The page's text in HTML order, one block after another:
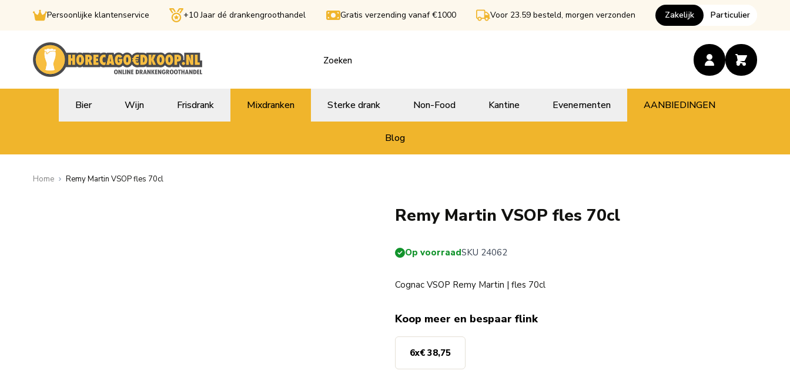
Persoonlijke klantenservice +10 Jaar dé drankengroothandel Gratis verzending vanaf €1000 Voor 23.59 besteld, morgen verzonden Zakelijk Particulier
Bier Wijn Frisdrank Mixdranken Sterke drank Non-Food Kantine Evenementen AANBIEDINGEN
Blog
Home Remy Martin VSOP fles 70cl
Remy Martin VSOP fles 70cl
Op voorraadSKU 24062
Cognac VSOP Remy Martin | fles 70cl
Koop meer en bespaar flink
6x€ 38,75